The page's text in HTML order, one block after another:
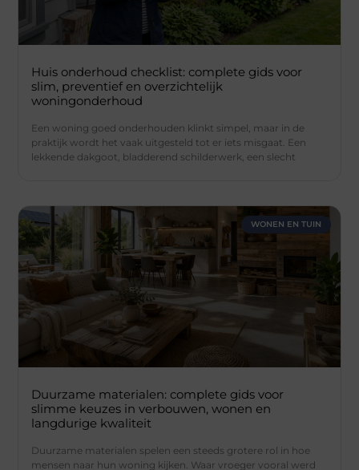
Huis onderhoud checklist: complete gids voor
slim, preventief en overzichtelijk
woningonderhoud
Een woning goed onderhouden klinkt simpel, maar in de
praktijk wordt het vaak uitgesteld tot er iets misgaat. Een
lekkende dakgoot, bladderend schilderwerk, een slecht
WONEN EN TUIN
Duurzame materialen: complete gids voor
slimme keuzes in verbouwen, wonen en
langdurige kwaliteit
Duurzame materialen spelen een steeds grotere rol in hoe
mensen naar hun woning kijken. Waar vroeger vooral werd